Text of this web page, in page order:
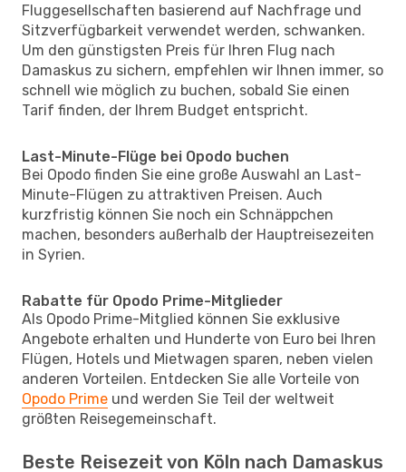
Fluggesellschaften basierend auf Nachfrage und
Sitzverfügbarkeit verwendet werden, schwanken.
Um den günstigsten Preis für Ihren Flug nach
Damaskus zu sichern, empfehlen wir Ihnen immer, so
schnell wie möglich zu buchen, sobald Sie einen
Tarif finden, der Ihrem Budget entspricht.
Last-Minute-Flüge bei Opodo buchen
Bei Opodo finden Sie eine große Auswahl an Last-
Minute-Flügen zu attraktiven Preisen. Auch
kurzfristig können Sie noch ein Schnäppchen
machen, besonders außerhalb der Hauptreisezeiten
in Syrien.
Rabatte für Opodo Prime-Mitglieder
Als Opodo Prime-Mitglied können Sie exklusive
Angebote erhalten und Hunderte von Euro bei Ihren
Flügen, Hotels und Mietwagen sparen, neben vielen
anderen Vorteilen. Entdecken Sie alle Vorteile von
Opodo Prime und werden Sie Teil der weltweit
größten Reisegemeinschaft.
Beste Reisezeit von Köln nach Damaskus